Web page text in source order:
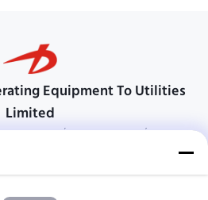
Equipment To Utilities
Limited
ανταποκρίνονται στις απαιτήσεις των